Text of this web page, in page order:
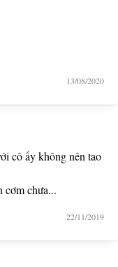
13/08/2020
cô ấy không nên tao
cơm chưa...
22/11/2019